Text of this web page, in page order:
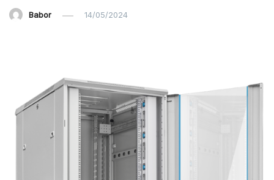
Babor 14/05/2024